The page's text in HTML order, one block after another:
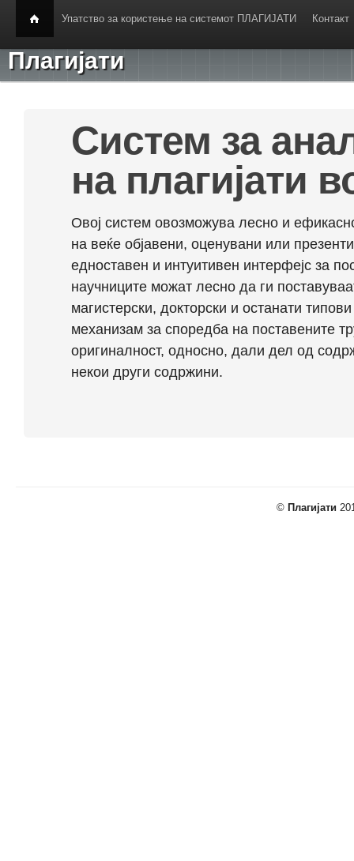
Упатство за користење на системот ПЛАГИЈАТИ Контакт
Плагијати
Систем за
на плагијати
Овој систем овозможува лесно и
на веќе објавени, оценувани или
едноставен и интуитивен интерфејс за
научниците можат лесно да ги
магистерски, докторски и останати
механизам за споредба на поставените
оригиналност, односно, дали дел од
некои други содржини.
© Плагијати